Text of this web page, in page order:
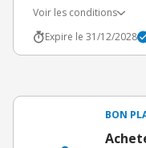
Voir les conditions
Expire le 31/12/2028
BON